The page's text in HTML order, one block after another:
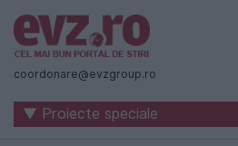
Știri
naționale
internaționale
coordonare@evzgroup.ro
▼ Proiecte speciale